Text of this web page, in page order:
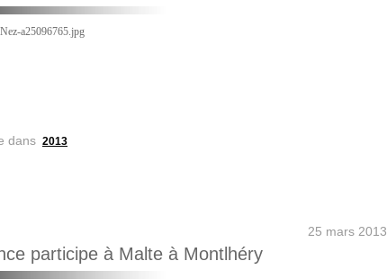
dans 2013
25 mars 2013
participe à Malte à Montlhéry